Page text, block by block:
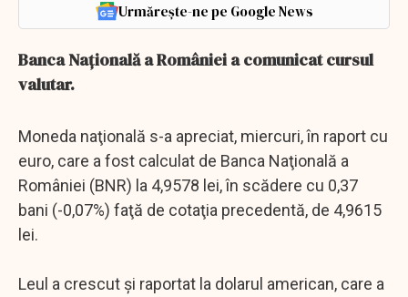
Urmărește-ne pe Google News
Banca Naţională a României a comunicat cursul
valutar.
Moneda naţională s-a apreciat, miercuri, în raport cu
euro, care a fost calculat de Banca Naţională a
României (BNR) la 4,9578 lei, în scădere cu 0,37
bani (-0,07%) faţă de cotaţia precedentă, de 4,9615
lei.
Leul a crescut şi raportat la dolarul american, care a